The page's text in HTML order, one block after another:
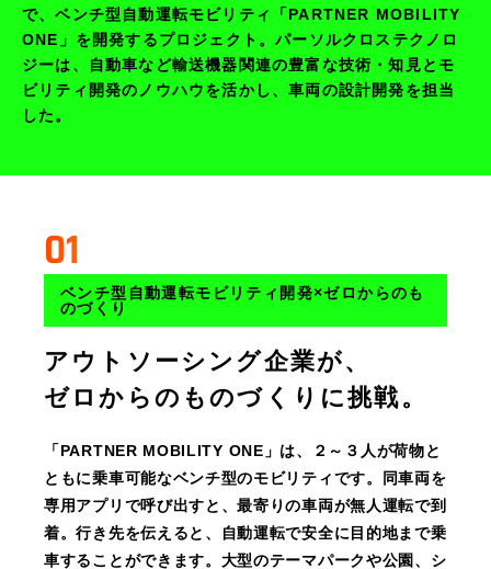
で、ベンチ型自動運転モビリティ「PARTNER MOBILITY
ONE」を開発するプロジェクト。パーソルクロステクノロ
ジーは、自動車など輸送機器関連の豊富な技術・知見とモ
ビリティ開発のノウハウを活かし、車両の設計開発を担当
した。
01
ベンチ型自動運転モビリティ開発×ゼロからのも
のづくり
アウトソーシング企業が、
ゼロからのものづくりに挑戦。
「PARTNER MOBILITY ONE」は、２～３人が荷物と
ともに乗車可能なベンチ型のモビリティです。同車両を
専用アプリで呼び出すと、最寄りの車両が無人運転で到
着。行き先を伝えると、自動運転で安全に目的地まで乗
車することができます。大型のテーマパークや公園、シ